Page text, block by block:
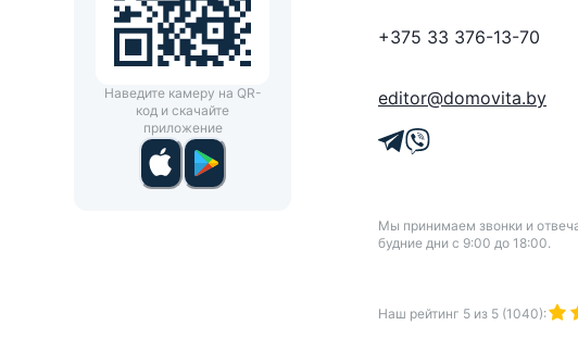
Наведите камеру на QR-
код и скачайте
приложение
+375 33 376-13-70
editor@domovita.by
Мы принимаем звонки и
будние дни с 9:00 до 18:00.
Наш рейтинг 5 из 5 (1040):